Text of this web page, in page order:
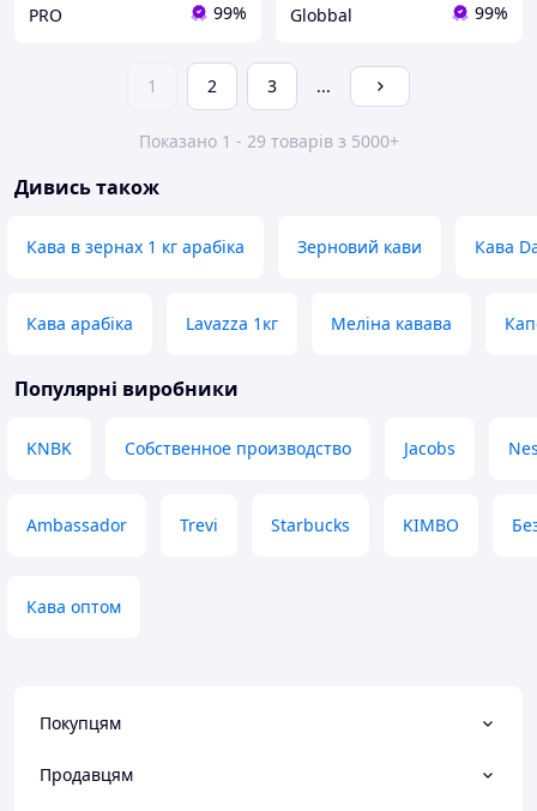
PRO 99% Globbal 99%
1 2 3 ...
Показано 1 - 29 товарів з 5000+
Дивись також
Кава в зернах 1 кг арабіка Зерновий кави Кава
Кава арабіка Lavazza 1кг Меліна кавава
Популярні виробники
KNBK Собственное производство Jacobs
Ambassador Trevi Starbucks KIMBO
Кава оптом
Покупцям
Продавцям